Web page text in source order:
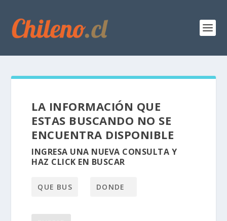
LA INFORMACIÓN QUE
ESTAS BUSCANDO NO SE
ENCUENTRA DISPONIBLE
INGRESA UNA NUEVA CONSULTA Y
HAZ CLICK EN BUSCAR